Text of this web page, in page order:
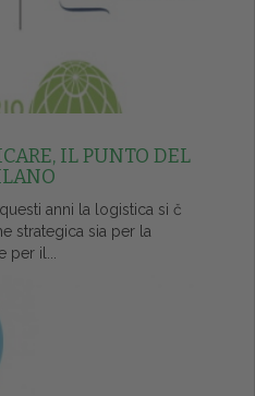
IL PUNTO DEL
anni la logistica si č
strategica sia per la
il...